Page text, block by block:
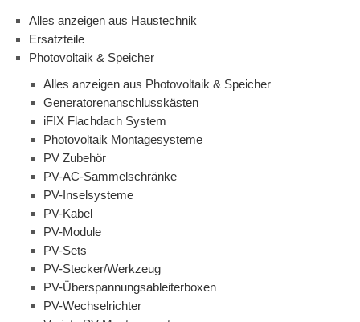
Alles anzeigen aus Haustechnik
Ersatzteile
Photovoltaik & Speicher
Alles anzeigen aus Photovoltaik & Speicher
Generatorenanschlusskästen
iFIX Flachdach System
Photovoltaik Montagesysteme
PV Zubehör
PV-AC-Sammelschränke
PV-Inselsysteme
PV-Kabel
PV-Module
PV-Sets
PV-Stecker/Werkzeug
PV-Überspannungsableiterboxen
PV-Wechselrichter